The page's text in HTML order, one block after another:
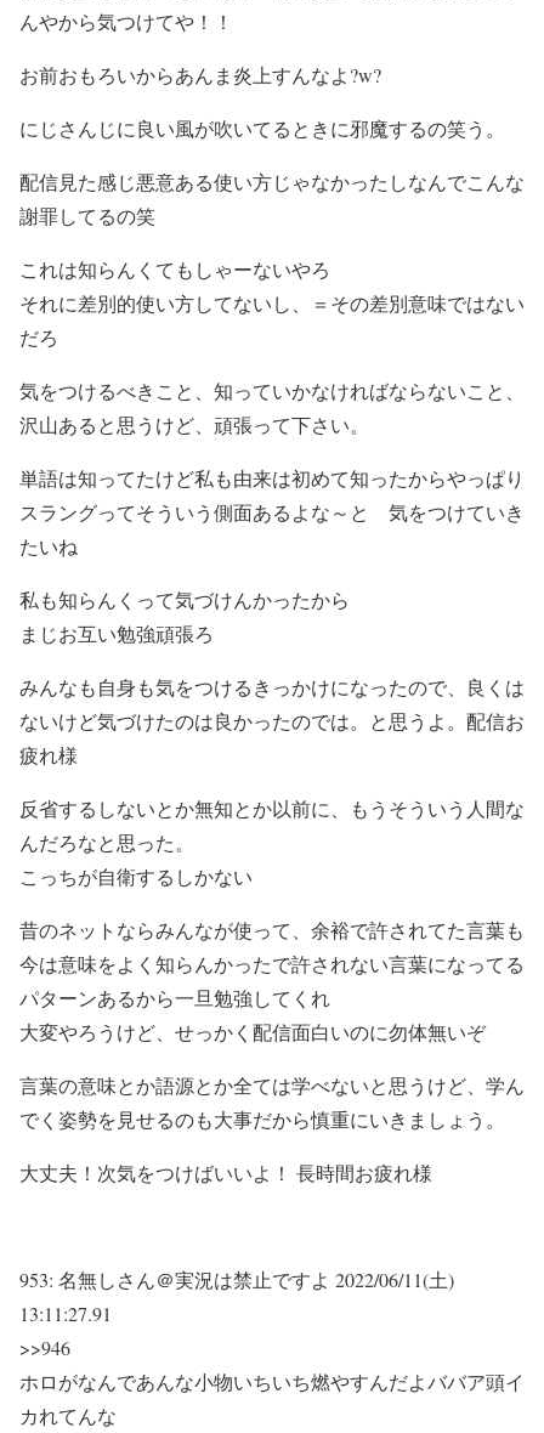
んやから気つけてや！！
お前おもろいからあんま炎上すんなよ?w?
にじさんじに良い風が吹いてるときに邪魔するの笑う。
配信見た感じ悪意ある使い方じゃなかったしなんでこんな
謝罪してるの笑
これは知らんくてもしゃーないやろ
それに差別的使い方してないし、＝その差別意味ではない
だろ
気をつけるべきこと、知っていかなければならないこと、
沢山あると思うけど、頑張って下さい。
単語は知ってたけど私も由来は初めて知ったからやっぱり
スラングってそういう側面あるよな～と 気をつけていき
たいね
私も知らんくって気づけんかったから
まじお互い勉強頑張ろ
みんなも自身も気をつけるきっかけになったので、良くは
ないけど気づけたのは良かったのでは。と思うよ。配信お
疲れ様
反省するしないとか無知とか以前に、もうそういう人間な
んだろなと思った。
こっちが自衛するしかない
昔のネットならみんなが使って、余裕で許されてた言葉も
今は意味をよく知らんかったで許されない言葉になってる
パターンあるから一旦勉強してくれ
大変やろうけど、せっかく配信面白いのに勿体無いぞ
言葉の意味とか語源とか全ては学べないと思うけど、学ん
でく姿勢を見せるのも大事だから慎重にいきましょう。
大丈夫！次気をつけばいいよ！ 長時間お疲れ様
953: 名無しさん＠実況は禁止ですよ 2022/06/11(土)
13:11:27.91
>>946
ホロがなんであんな小物いちいち燃やすんだよババア頭イ
カれてんな